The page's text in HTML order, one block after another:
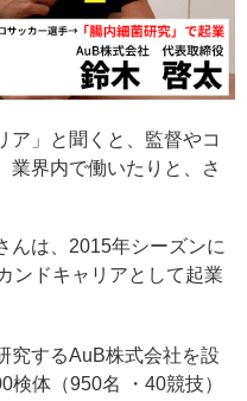
ア」と聞くと、監督やコ
業界内で働いたりと、さ
んは、2015年シーズンに
ンドキャリアとして起業
究するAuB株式会社を設
体（950名 ・40競技）